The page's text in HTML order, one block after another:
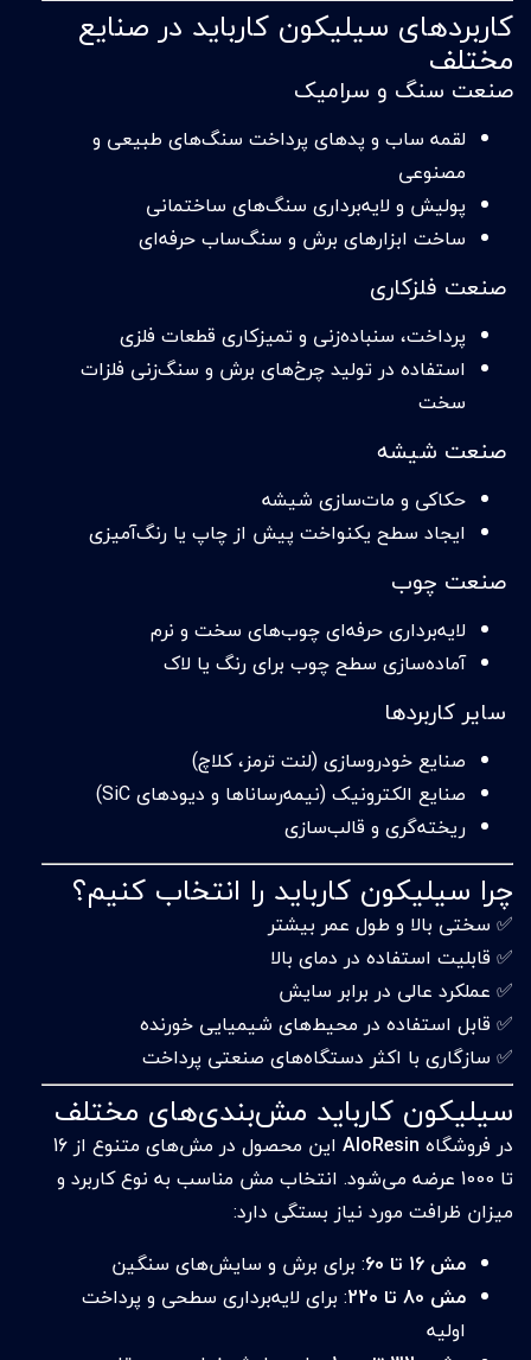
کاربردهای سیلیکون کارباید در صنایع
مختلف
صنعت سنگ و سرامیک
لقمه ساب و پدهای پرداخت سنگ‌های طبیعی و
مصنوعی
پولیش و لایه‌برداری سنگ‌های ساختمانی
ساخت ابزارهای برش و سنگ‌ساب حرفه‌ای
صنعت فلزکاری
پرداخت، سنباده‌زنی و تمیزکاری قطعات فلزی
استفاده در تولید چرخ‌های برش و سنگ‌زنی فلزات
سخت
صنعت شیشه
حکاکی و مات‌سازی شیشه
ایجاد سطح یکنواخت پیش از چاپ یا رنگ‌آمیزی
صنعت چوب
لایه‌برداری حرفه‌ای چوب‌های سخت و نرم
آماده‌سازی سطح چوب برای رنگ یا لاک
سایر کاربردها
صنایع خودروسازی (لنت ترمز، کلاچ)
صنایع الکترونیک (نیمه‌رساناها و دیودهای SiC)
ریخته‌گری و قالب‌سازی
چرا سیلیکون کارباید را انتخاب کنیم؟
✅ سختی بالا و طول عمر بیشتر
✅ قابلیت استفاده در دمای بالا
✅ عملکرد عالی در برابر سایش
✅ قابل استفاده در محیط‌های شیمیایی خورنده
✅ سازگاری با اکثر دستگاه‌های صنعتی پرداخت
سیلیکون کارباید مش‌بندی‌های مختلف
در فروشگاه AloResin
این محصول در مش‌های متنوع از 16
تا 1000 عرضه می‌شود. انتخاب مش مناسب به نوع کاربرد و
میزان ظرافت مورد نیاز بستگی دارد:
مش 16 تا 60
: برای برش و سایش‌های سنگین
مش 80 تا 220
: برای لایه‌برداری سطحی و پرداخت
اولیه